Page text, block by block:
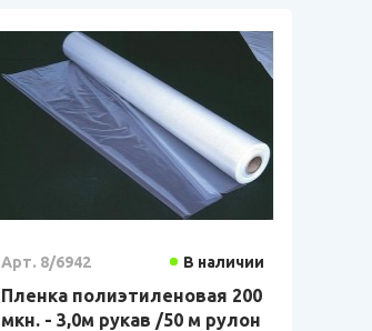
Арт. 8/6942 В наличии
Пленка полиэтиленовая 200
мкн. - 3,0м рукав /50 м рулон